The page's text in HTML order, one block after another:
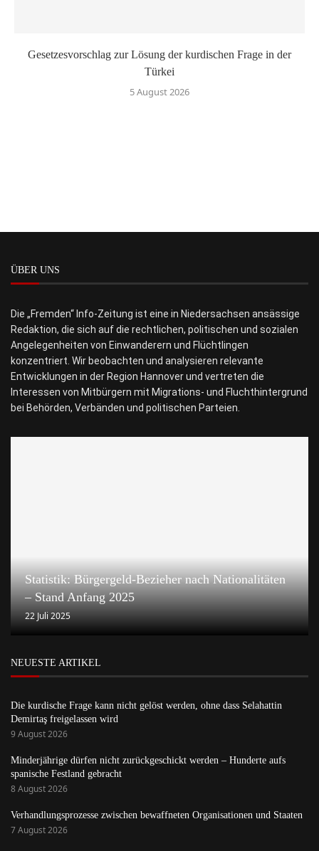
Gesetzesvorschlag zur Lösung der kurdischen Frage in der
Türkei
5 August 2026
ÜBER UNS
Die „Fremden“ Info-Zeitung ist eine in Niedersachsen ansässige
Redaktion, die sich auf die rechtlichen, politischen und sozialen
Angelegenheiten von Einwanderern und Flüchtlingen
konzentriert. Wir beobachten und analysieren relevante
Entwicklungen in der Region Hannover und vertreten die
Interessen von Mitbürgern mit Migrations- und Fluchthintergrund
bei Behörden, Verbänden und politischen Parteien.
Statistik: Bürgergeld-Bezieher nach Nationalitäten
– Stand Anfang 2025
22 Juli 2025
NEUESTE ARTIKEL
Die kurdische Frage kann nicht gelöst werden, ohne dass Selahattin
Demirtaş freigelassen wird
9 August 2026
Minderjährige dürfen nicht zurückgeschickt werden – Hunderte aufs
spanische Festland gebracht
8 August 2026
Verhandlungsprozesse zwischen bewaffneten Organisationen und Staaten
7 August 2026